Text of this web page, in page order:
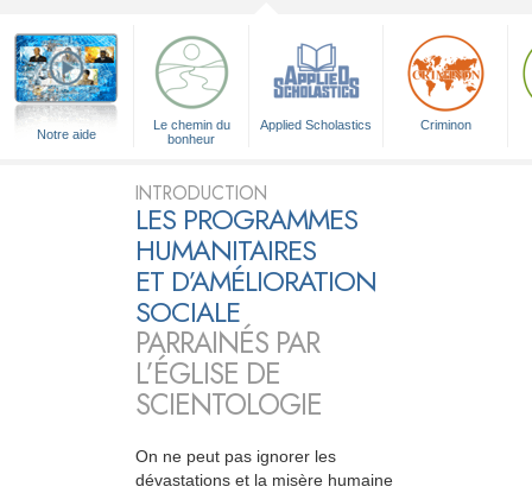
Notre aide
Le chemin du
bonheur
Applied Scholastics Criminon
INTRODUCTION
LES PROGRAMMES
HUMANITAIRES
ET D’AMÉLIORATION
SOCIALE
PARRAINÉS PAR
L’ÉGLISE DE
SCIENTOLOGIE
On ne peut pas ignorer les
dévastations et la misère humaine